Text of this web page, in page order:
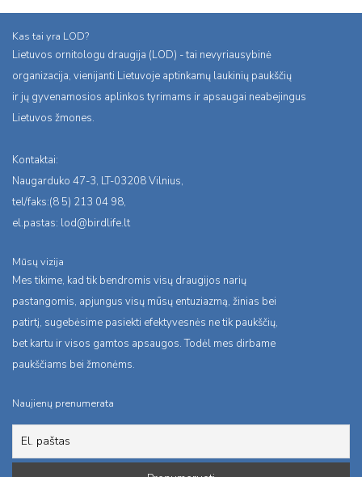
Kas tai yra LOD?
Lietuvos ornitologu draugija (LOD) - tai nevyriausybinė
organizacija, vienijanti Lietuvoje aptinkamų laukinių paukščių
ir jų gyvenamosios aplinkos tyrimams ir apsaugai neabejingus
Lietuvos žmones.
Kontaktai:
Naugarduko 47-3, LT-03208 Vilnius,
tel/faks:(8 5) 213 04 98,
el.pastas: lod@birdlife.lt
Mūsų vizija
Mes tikime, kad tik bendromis visų draugijos narių
pastangomis, apjungus visų mūsų entuziazmą, žinias bei
patirtį, sugebėsime pasiekti efektyvesnės ne tik paukščių,
bet kartu ir visos gamtos apsaugos. Todėl mes dirbame
paukščiams bei žmonėms.
Naujienų prenumerata